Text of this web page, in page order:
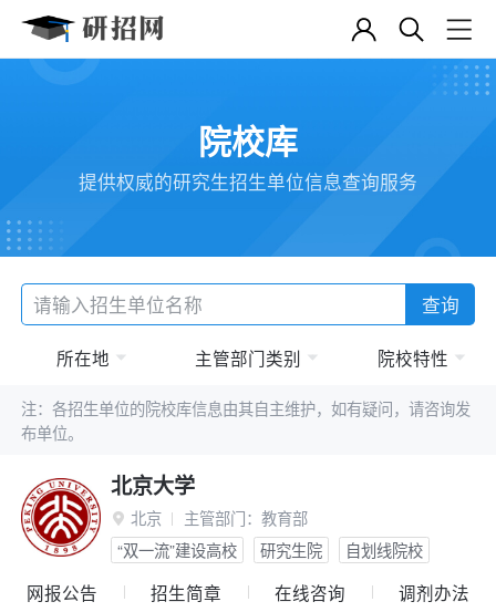
院校库
提供权威的研究生招生单位信息查询服务
查询
所在地 主管部门类别 院校特性
注：各招生单位的院校库信息由其自主维护，如有疑问，请咨询发
布单位。
北京大学
 北京 主管部门： 教育部
“双一流”建设高校
研究生院 自划线院校
网报公告 招生简章 在线咨询 调剂办法